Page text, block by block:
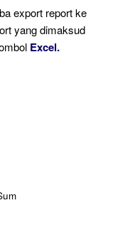
export report ke
yang dimaksud
Excel.